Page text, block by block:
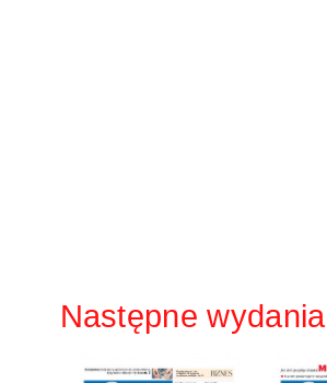
Następne wydania